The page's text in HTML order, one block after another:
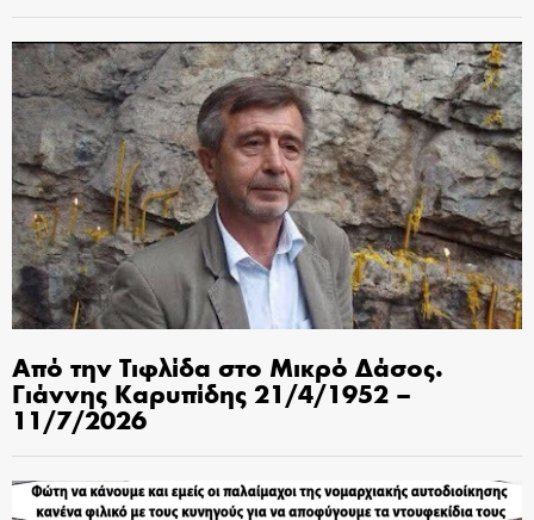
Από την Τιφλίδα στο Μικρό Δάσος.
Γιάννης Καρυπίδης 21/4/1952 –
11/7/2026